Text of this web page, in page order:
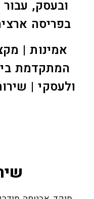
ובעסק, עבור
בפריסה ארצית
אמינות |
המתקדמת
ולעסקי |